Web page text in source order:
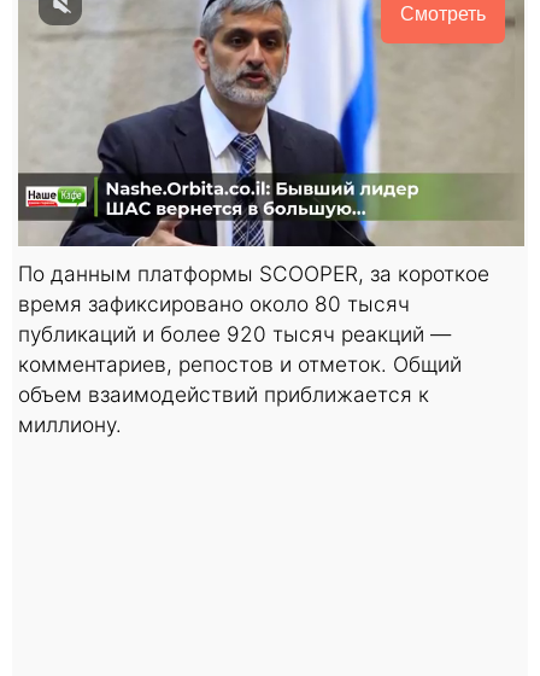
Смотреть
По данным платформы SCOOPER, за короткое
время зафиксировано около 80 тысяч
публикаций и более 920 тысяч реакций —
комментариев, репостов и отметок. Общий
объем взаимодействий приближается к
миллиону.